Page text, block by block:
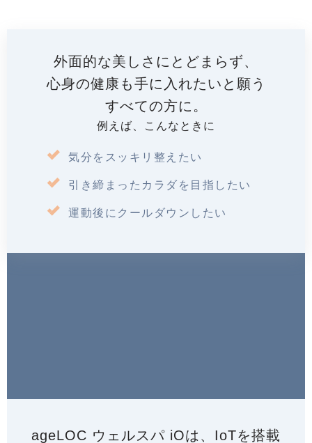
外面的な美しさにとどまらず、
心身の健康も手に入れたいと願う
すべての方に。
例えば、こんなときに
気分をスッキリ整えたい
引き締まったカラダを目指したい
運動後にクールダウンしたい
ageLOC ウェルスパ iOは、IoTを搭載